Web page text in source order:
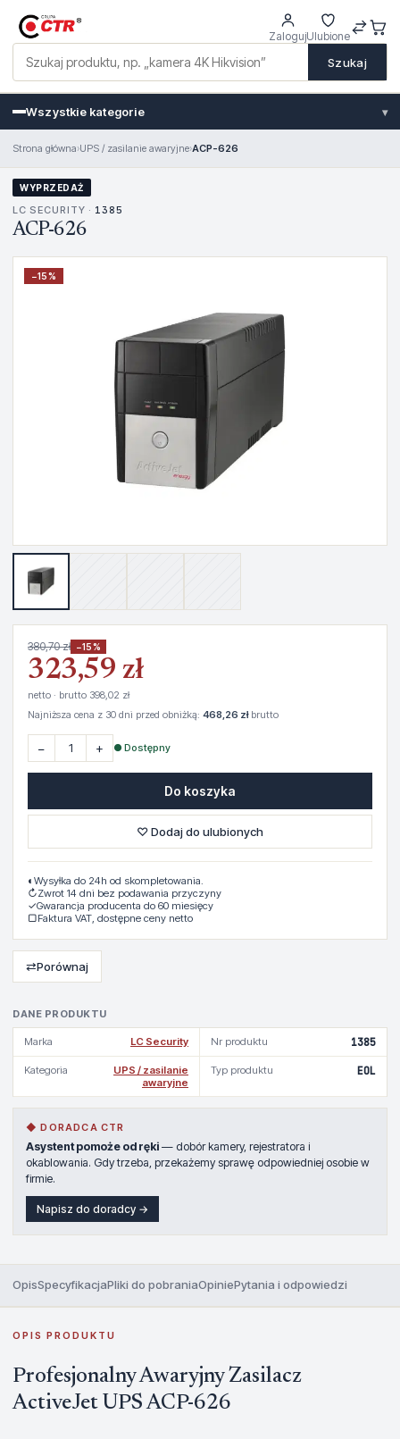
Szukaj
ZalogujUlubione
Wszystkie kategorie ▾
Strona główna›UPS / zasilanie awaryjne›ACP-626
WYPRZEDAŻ
LC SECURITY · 1385
ACP-626
−15%
DANE PRODUKTU
Marka LC Security Nr produktu 1385
Kategoria
UPS / zasilanie
awaryjne
Typ produktu EOL
◆ DORADCA CTR
Asystent pomoże od ręki — dobór kamery, rejestratora i
okablowania. Gdy trzeba, przekażemy sprawę odpowiedniej osobie w
firmie.
Napisz do doradcy →
380,70 zł −15%
323,59 zł
netto · brutto 398,02 zł
Najniższa cena z 30 dni przed obniżką: 468,26 złbrutto
− + ● Dostępny
Do koszyka
♡ Dodaj do ulubionych
◐ Wysyłka do 24h od skompletowania.
↻Zwrot 14 dni bez podawania przyczyny
✓Gwarancja producenta do 60 miesięcy
▢Faktura VAT, dostępne ceny netto
⇄Porównaj
OpisSpecyfikacjaPliki do pobraniaOpiniePytania i odpowiedzi
OPIS PRODUKTU
Profesjonalny Awaryjny Zasilacz
ActiveJet UPS ACP-626